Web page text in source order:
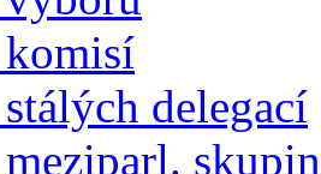
delegací
skupin